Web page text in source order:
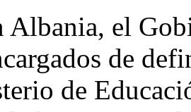
Albania, el
de
de